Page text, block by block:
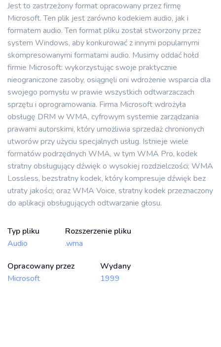
Jest to zastrzeżony format opracowany przez firmę
Microsoft. Ten plik jest zarówno kodekiem audio, jak i
formatem audio. Ten format pliku został stworzony przez
system Windows, aby konkurować z innymi popularnymi
skompresowanymi formatami audio. Musimy oddać hołd
firmie Microsoft: wykorzystując swoje praktycznie
nieograniczone zasoby, osiągnęli oni wdrożenie wsparcia dla
swojego pomysłu w prawie wszystkich odtwarzaczach
sprzętu i oprogramowania. Firma Microsoft wdrożyła
obsługę DRM w WMA, cyfrowym systemie zarządzania
prawami autorskimi, który umożliwia sprzedaż chronionych
utworów przy użyciu specjalnych usług. Istnieje wiele
formatów podrzędnych WMA, w tym WMA Pro, kodek
stratny obsługujący dźwięk o wysokiej rozdzielczości; WMA
Lossless, bezstratny kodek, który kompresuje dźwięk bez
utraty jakości; oraz WMA Voice, stratny kodek przeznaczony
do aplikacji obsługujących odtwarzanie głosu.
Typ pliku
Audio
Rozszerzenie pliku
.wma
Opracowany przez
Microsoft
Wydany
1999